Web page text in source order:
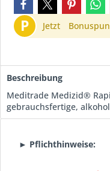
P Jetzt
Beschreibung
Meditrade Medizid®
gebrauchsfertige,
► Pflichthinweise: